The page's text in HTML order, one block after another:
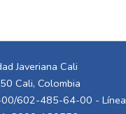
Javeriana Cali
Cali, Colombia
602-485-64-00 - Línea